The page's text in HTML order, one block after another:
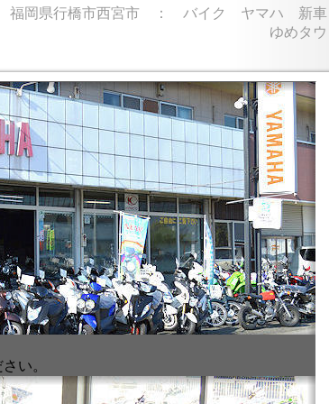
福岡県行橋市西宮市 ： バイク ヤマハ 新
ゆめタ
い。